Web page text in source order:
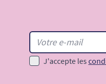
J'accepte les